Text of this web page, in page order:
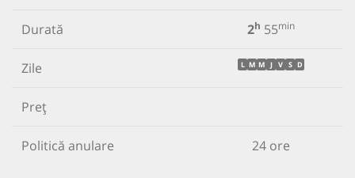
Durată 2h 55min
Zile L M M J V S D
Preț
Politică anulare 24 ore